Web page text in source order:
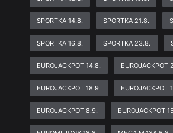
SPORTKA 14.8. SPORTKA 21.8.
SPORTKA 16.8. SPORTKA 23.8.
EUROJACKPOT 14.8. EUROJACKPOT
EUROJACKPOT 18.9. EUROJACKPOT
EUROJACKPOT 8.9. EUROJACKPOT